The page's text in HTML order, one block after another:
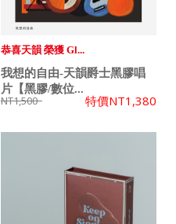
恭喜天韻 榮獲 Gl...
我想的自由-天韻爵士黑膠唱
片【黑膠/數位...
NT1,500 特價NT1,380